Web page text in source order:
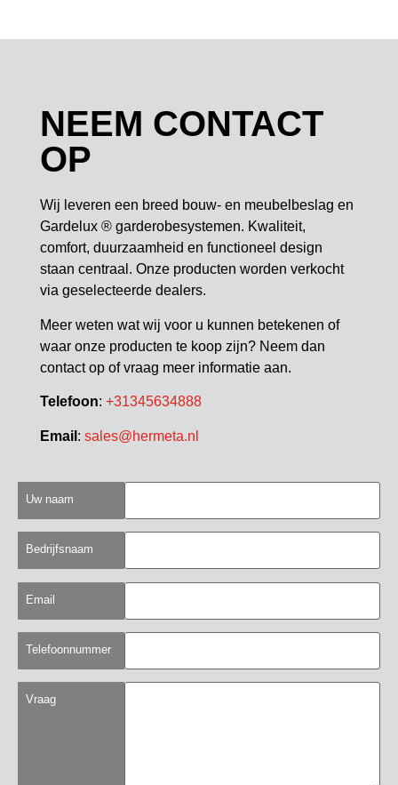
NEEM CONTACT
OP
Wij leveren een breed bouw- en meubelbeslag en
Gardelux ® garderobesystemen. Kwaliteit,
comfort, duurzaamheid en functioneel design
staan centraal. Onze producten worden verkocht
via geselecteerde dealers.
Meer weten wat wij voor u kunnen betekenen of
waar onze producten te koop zijn? Neem dan
contact op of vraag meer informatie aan.
Telefoon: +31345634888
Email : sales@hermeta.nl
Uw naam
Bedrijfsnaam
Email
Telefoonnummer
Vraag